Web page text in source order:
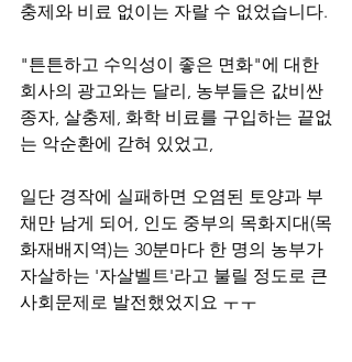
충제와 비료 없이는 자랄 수 없었습니다.
"튼튼하고 수익성이 좋은 면화"에 대한
회사의 광고와는 달리, 농부들은 값비싼
종자, 살충제, 화학 비료를 구입하는 끝없
는 악순환에 갇혀 있었고,
일단 경작에 실패하면 오염된 토양과 부
채만 남게 되어, 인도 중부의 목화지대(목
화재배지역)는 30분마다 한 명의 농부가
자살하는 '자살벨트'라고 불릴 정도로 큰
사회문제로 발전했었지요 ㅜㅜ